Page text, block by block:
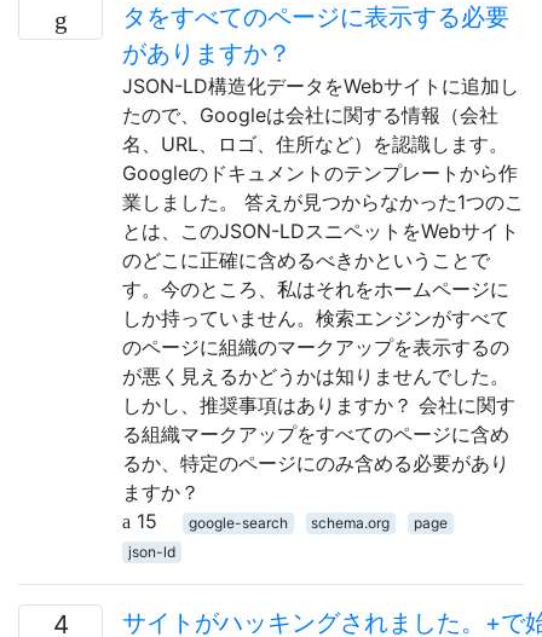
タをすべてのページに表示する必要
がありますか？
JSON-LD構造化データをWebサイトに追加し
たので、Googleは会社に関する情報（会社
名、URL、ロゴ、住所など）を認識します。
Googleのドキュメントのテンプレートから作
業しました。 答えが見つからなかった1つのこ
とは、このJSON-LDスニペットをWebサイト
のどこに正確に含めるべきかということで
す。今のところ、私はそれをホームページに
しか持っていません。検索エンジンがすべて
のページに組織のマークアップを表示するの
が悪く見えるかどうかは知りませんでした。
しかし、推奨事項はありますか？ 会社に関す
る組織マークアップをすべてのページに含め
るか、特定のページにのみ含める必要があり
ますか？
15
google-search schema.org
page
json-ld
4
サイトがハッキングされました。+で